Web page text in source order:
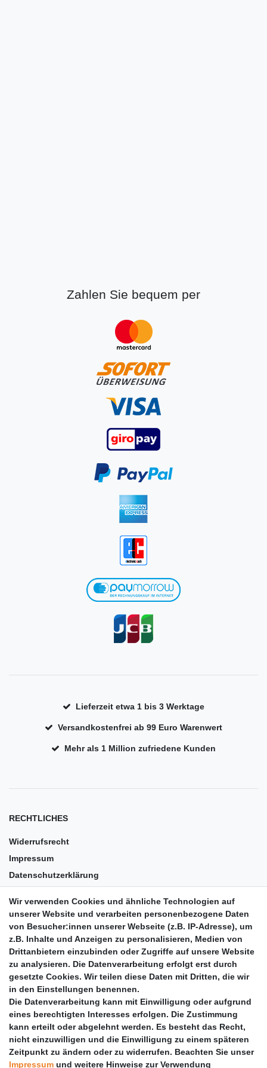
Zahlen Sie bequem per
Lieferzeit etwa 1 bis 3 Werktage
Versandkostenfrei ab 99 Euro Warenwert
Mehr als 1 Million zufriedene Kunden
RECHTLICHES
Widerrufsrecht
Impressum
Datenschutzerklärung
Barrierefreiheit
Anleitungen
Vertrag widerrufen
PARTNER
DHL
GLS
PaketPLUS
Wir verwenden Cookies und ähnliche Technologien auf
unserer Website und verarbeiten personenbezogene Daten
von Besucher:innen unserer Webseite (z.B. IP-Adresse), um
z.B. Inhalte und Anzeigen zu personalisieren, Medien von
Drittanbietern einzubinden oder Zugriffe auf unsere Website
zu analysieren. Die Datenverarbeitung erfolgt erst durch
gesetzte Cookies. Wir teilen diese Daten mit Dritten, die wir
in den Einstellungen benennen.
Die Datenverarbeitung kann mit Einwilligung oder aufgrund
eines berechtigten Interesses erfolgen. Die Zustimmung
kann erteilt oder abgelehnt werden. Es besteht das Recht,
nicht einzuwilligen und die Einwilligung zu einem späteren
Zeitpunkt zu ändern oder zu widerrufen. Beachten Sie unser
Impressum und weitere Hinweise zur Verwendung